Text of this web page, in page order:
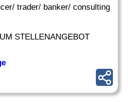
trader/ banker/ consulting
STELLENANGEBOT